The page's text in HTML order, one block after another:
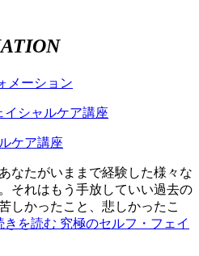
メーション
ケア講座
なたがいままで経験した様々な
それはもう手放していい過去の
しかったこと、悲しかったこ
きを読む 究極のセルフ・フェイ